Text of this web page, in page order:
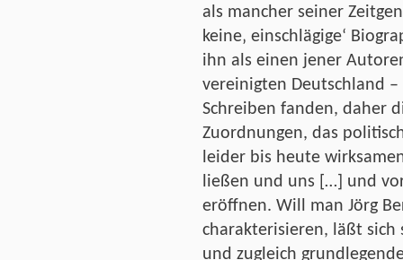
als mancher seiner
keine‚ einschlägige‘
ihn als einen jener
vereinigten Deutschland
Schreiben fanden, daher
Zuordnungen, das
leider bis heute
ließen und uns […] und
eröffnen. Will man Jörg
charakterisieren, läßt sich
und zugleich